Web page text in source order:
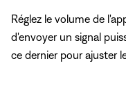
Réglez le volume de
d'envoyer un signal
ce dernier pour ajuster